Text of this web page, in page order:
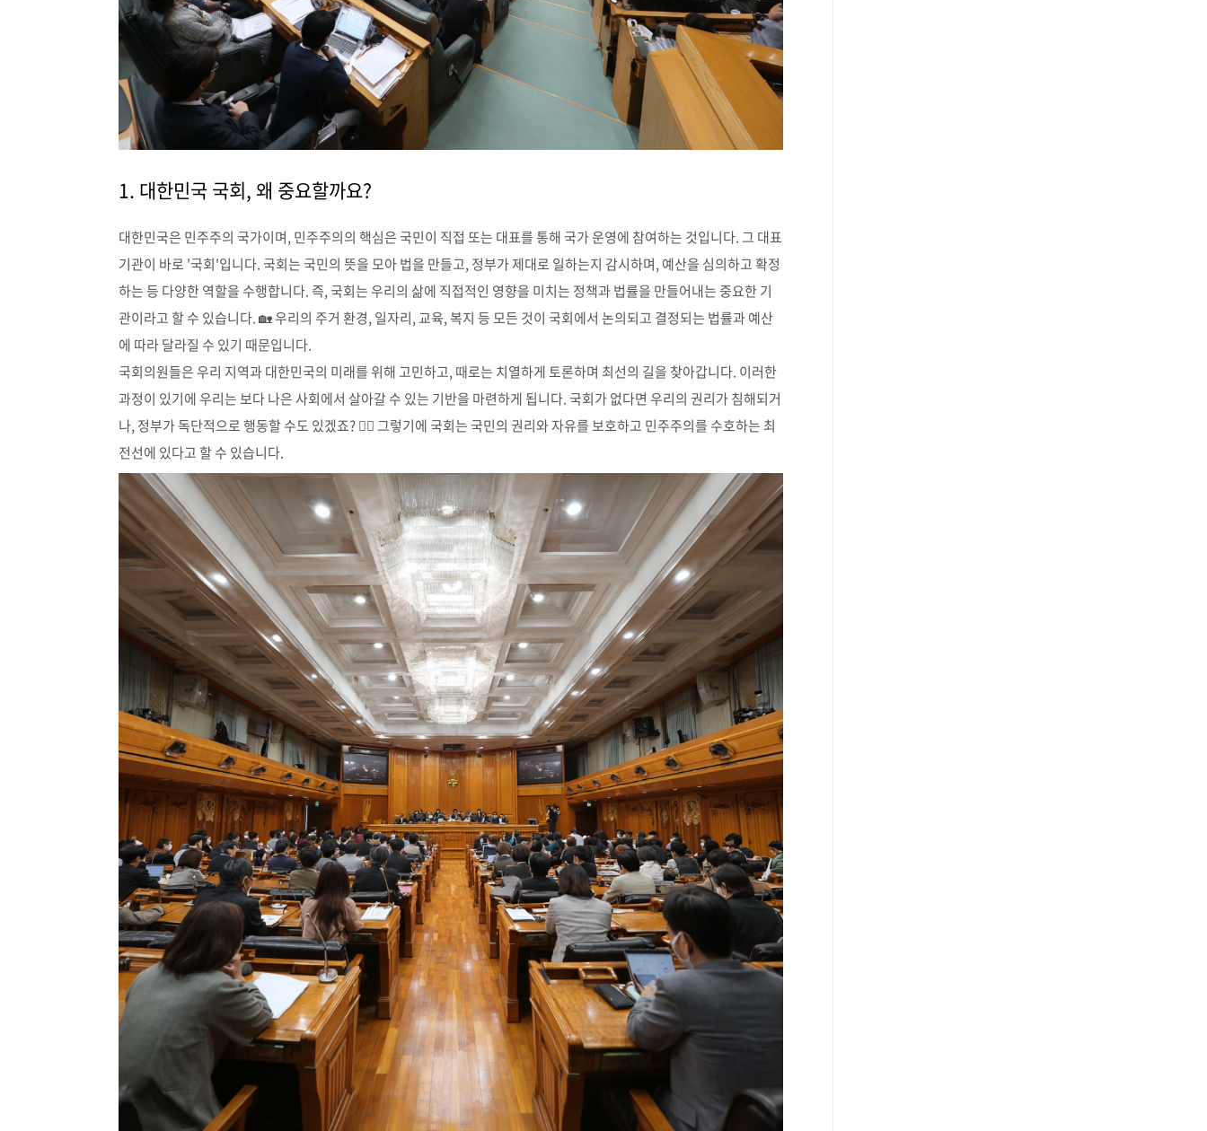
1. 대한민국 국회, 왜 중요할까요?
대한민국은 민주주의 국가이며, 민주주의의 핵심은 국민이 직접 또는 대표를 통해 국가 운영에 참여하는 것입니다. 그 대표
기관이 바로 '국회'입니다. 국회는 국민의 뜻을 모아 법을 만들고, 정부가 제대로 일하는지 감시하며, 예산을 심의하고 확정
하는 등 다양한 역할을 수행합니다. 즉, 국회는 우리의 삶에 직접적인 영향을 미치는 정책과 법률을 만들어내는 중요한 기
관이라고 할 수 있습니다. 🏡 우리의 주거 환경, 일자리, 교육, 복지 등 모든 것이 국회에서 논의되고 결정되는 법률과 예산
에 따라 달라질 수 있기 때문입니다.
국회의원들은 우리 지역과 대한민국의 미래를 위해 고민하고, 때로는 치열하게 토론하며 최선의 길을 찾아갑니다. 이러한
과정이 있기에 우리는 보다 나은 사회에서 살아갈 수 있는 기반을 마련하게 됩니다. 국회가 없다면 우리의 권리가 침해되거
나, 정부가 독단적으로 행동할 수도 있겠죠? 🙅‍♀️ 그렇기에 국회는 국민의 권리와 자유를 보호하고 민주주의를 수호하는 최
전선에 있다고 할 수 있습니다.